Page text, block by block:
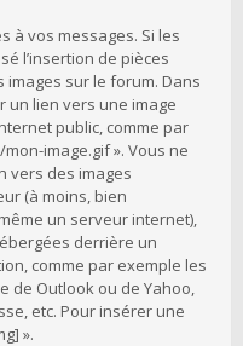
à vos messages. Si les
l’insertion de pièces
sur le forum. Dans
un lien vers une image
public, comme par
image.gif ». Vous ne
vers des images
(à moins, bien
un serveur internet),
derrière un
comme par exemple les
de Outlook ou de Yahoo,
etc. Pour insérer une
».